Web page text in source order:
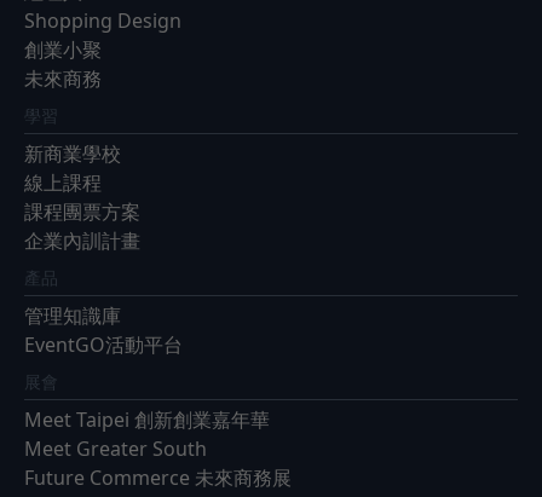
Shopping Design
創業小聚
未來商務
學習
新商業學校
線上課程
課程團票方案
企業內訓計畫
產品
管理知識庫
EventGO活動平台
展會
Meet Taipei 創新創業嘉年華
Meet Greater South
Future Commerce 未來商務展